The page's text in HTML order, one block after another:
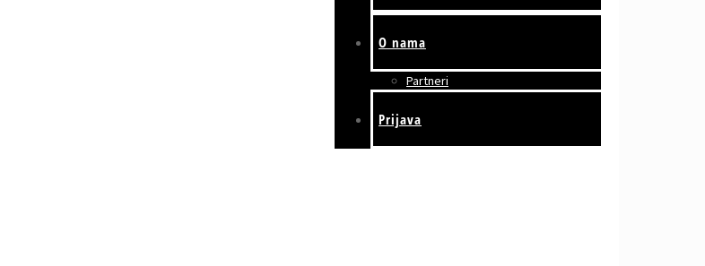
O nama
Partneri
Prijava